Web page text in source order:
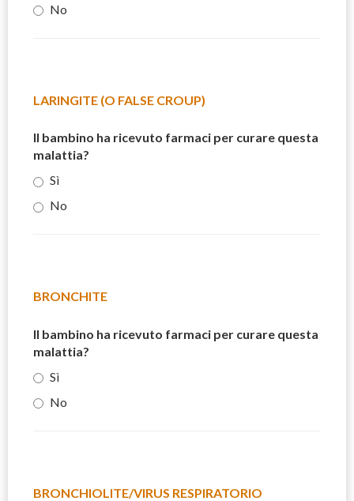
No
LARINGITE (O FALSE CROUP)
Il bambino ha ricevuto farmaci per curare questa
malattia?
Sì
No
BRONCHITE
Il bambino ha ricevuto farmaci per curare questa
malattia?
Sì
No
BRONCHIOLITE/VIRUS RESPIRATORIO